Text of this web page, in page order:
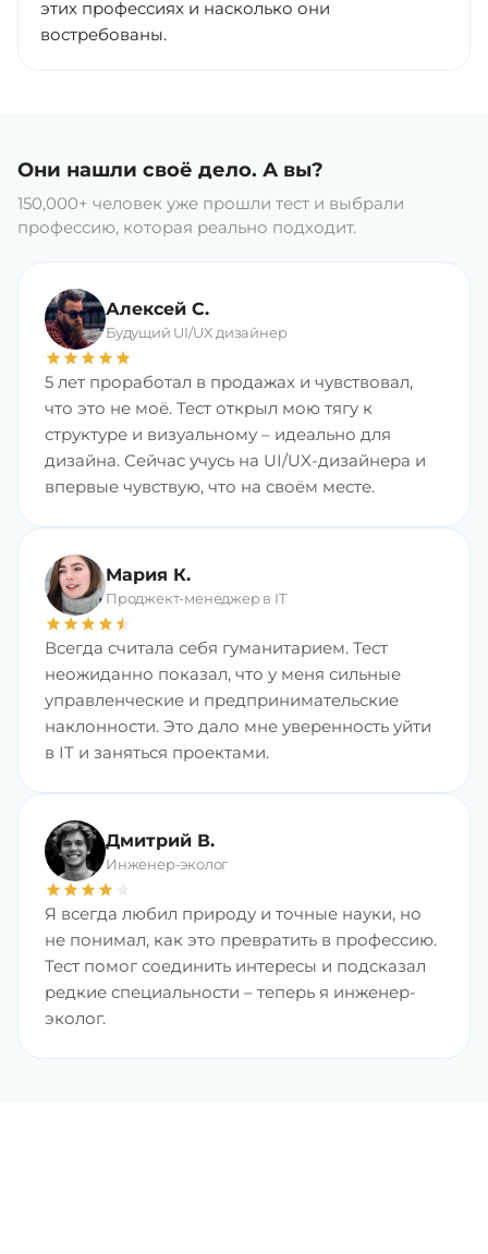
этих профессиях и насколько они
востребованы.
Они нашли своё дело. А вы?
150,000+ человек уже прошли тест и выбрали
профессию, которая реально подходит.
Алексей С.
Будущий UI/UX дизайнер
star star star star star
5 лет проработал в продажах и чувствовал,
что это не моё. Тест открыл мою тягу к
структуре и визуальному – идеально для
дизайна. Сейчас учусь на UI/UX-дизайнера и
впервые чувствую, что на своём месте.
Мария К.
Проджект-менеджер в IT
star star star star star
star
Всегда считала себя гуманитарием. Тест
неожиданно показал, что у меня сильные
управленческие и предпринимательские
наклонности. Это дало мне уверенность уйти
в IT и заняться проектами.
Дмитрий В.
Инженер-эколог
star star star star
Я всегда любил природу и точные науки, но
не понимал, как это превратить в профессию.
Тест помог соединить интересы и подсказал
редкие специальности – теперь я инженер-
эколог.